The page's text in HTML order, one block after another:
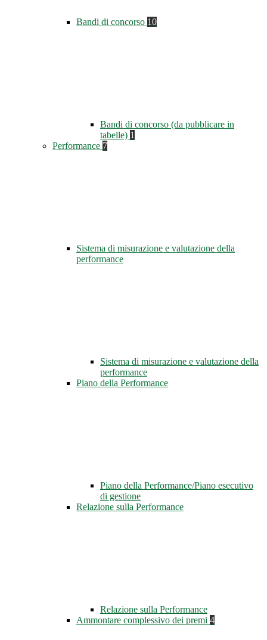
Bandi di concorso 10
Bandi di concorso (da pubblicare in
tabelle) 1
Performance 7
Sistema di misurazione e valutazione della
performance
Sistema di misurazione e valutazione della
performance
Piano della Performance
Piano della Performance/Piano esecutivo
di gestione
Relazione sulla Performance
Relazione sulla Performance
Ammontare complessivo dei premi 4